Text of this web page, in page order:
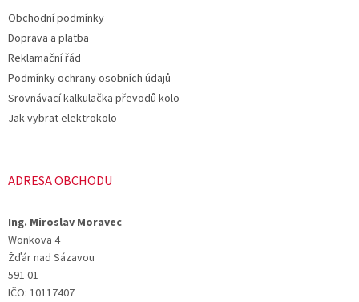
v
Obchodní podmínky
Doprava a platba
Reklamační řád
Podmínky ochrany osobních údajů
Srovnávací kalkulačka převodů kolo
Jak vybrat elektrokolo
ADRESA OBCHODU
Ing. Miroslav Moravec
Wonkova 4
Žďár nad Sázavou
591 01
IČO: 10117407